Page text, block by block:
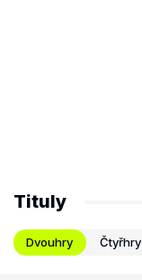
Tituly
Dvouhry Čtyřhry